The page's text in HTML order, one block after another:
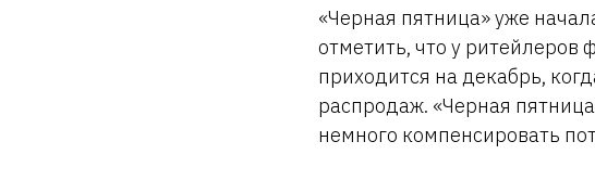
«Черная пятница» уже
отметить, что у
приходится на декабрь,
распродаж. «Черная
немного компенсировать